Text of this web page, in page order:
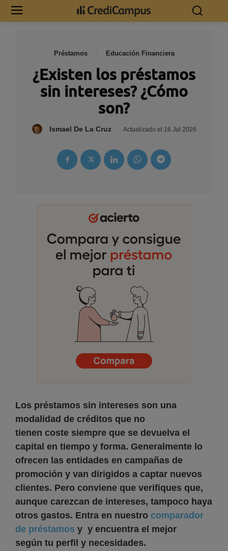
Préstamos Educación Financiera
¿Existen los préstamos
sin intereses? ¿Cómo
son?
Ismael De La Cruz Actualizado el 16 Jul 2026
Los préstamos sin intereses son una
modalidad de créditos que no
tienen coste siempre que se devuelva el
capital en tiempo y forma. Generalmente lo
ofrecen las entidades en campañas de
promoción y van dirigidos a captar nuevos
clientes. Pero conviene que verifiques que,
aunque carezcan de intereses, tampoco haya
otros gastos. Entra en nuestro comparador
de préstamos y y encuentra el mejor
según tu perfil y necesidades.